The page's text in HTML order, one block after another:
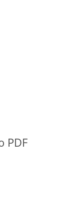
PDF